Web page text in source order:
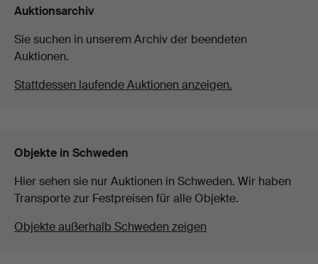
Auktionsarchiv
Sie suchen in unserem Archiv der beendeten
Auktionen.
Stattdessen laufende Auktionen anzeigen.
Objekte in Schweden
Hier sehen sie nur Auktionen in Schweden. Wir haben
Transporte zur Festpreisen für alle Objekte.
Objekte außerhalb Schweden zeigen